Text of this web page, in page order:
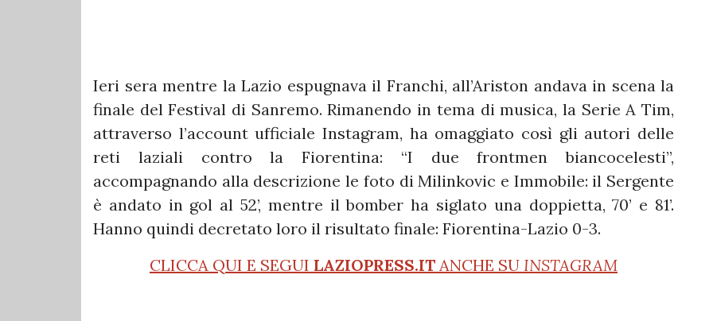
Ieri sera mentre la Lazio espugnava il Franchi, all’Ariston andava in scena la
finale del Festival di Sanremo. Rimanendo in tema di musica, la Serie A Tim,
attraverso l’account ufficiale Instagram, ha omaggiato così gli autori delle
reti laziali contro la Fiorentina: “I due frontmen biancocelesti”,
accompagnando alla descrizione le foto di Milinkovic e Immobile: il Sergente
è andato in gol al 52’, mentre il bomber ha siglato una doppietta, 70’ e 81’.
Hanno quindi decretato loro il risultato finale: Fiorentina-Lazio 0-3.
CLICCA QUI E SEGUI LAZIOPRESS.IT ANCHE SU INSTAGRAM